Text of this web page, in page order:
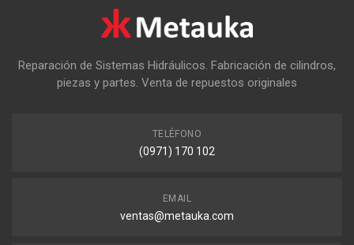
Reparación de Sistemas Hidráulicos. Fabricación de cilindros,
piezas y partes. Venta de repuestos originales
TELÉFONO
(0971) 170 102
EMAIL
ventas@metauka.com